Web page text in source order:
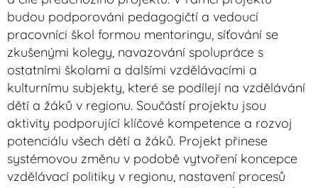
budou podporováni pedagogičtí a vedoucí
pracovníci škol formou mentoringu, síťování se
zkušenými kolegy, navazování spolupráce s
ostatními školami a dalšími vzdělávacími a
kulturnímu subjekty, které se podílejí na vzdělávání
dětí a žáků v regionu. Součástí projektu jsou
aktivity podporující klíčové kompetence a rozvoj
potenciálu všech dětí a žáků. Projekt přinese
systémovou změnu v podobě vytvoření koncepce
vzdělávací politiky v regionu, nastavení procesů